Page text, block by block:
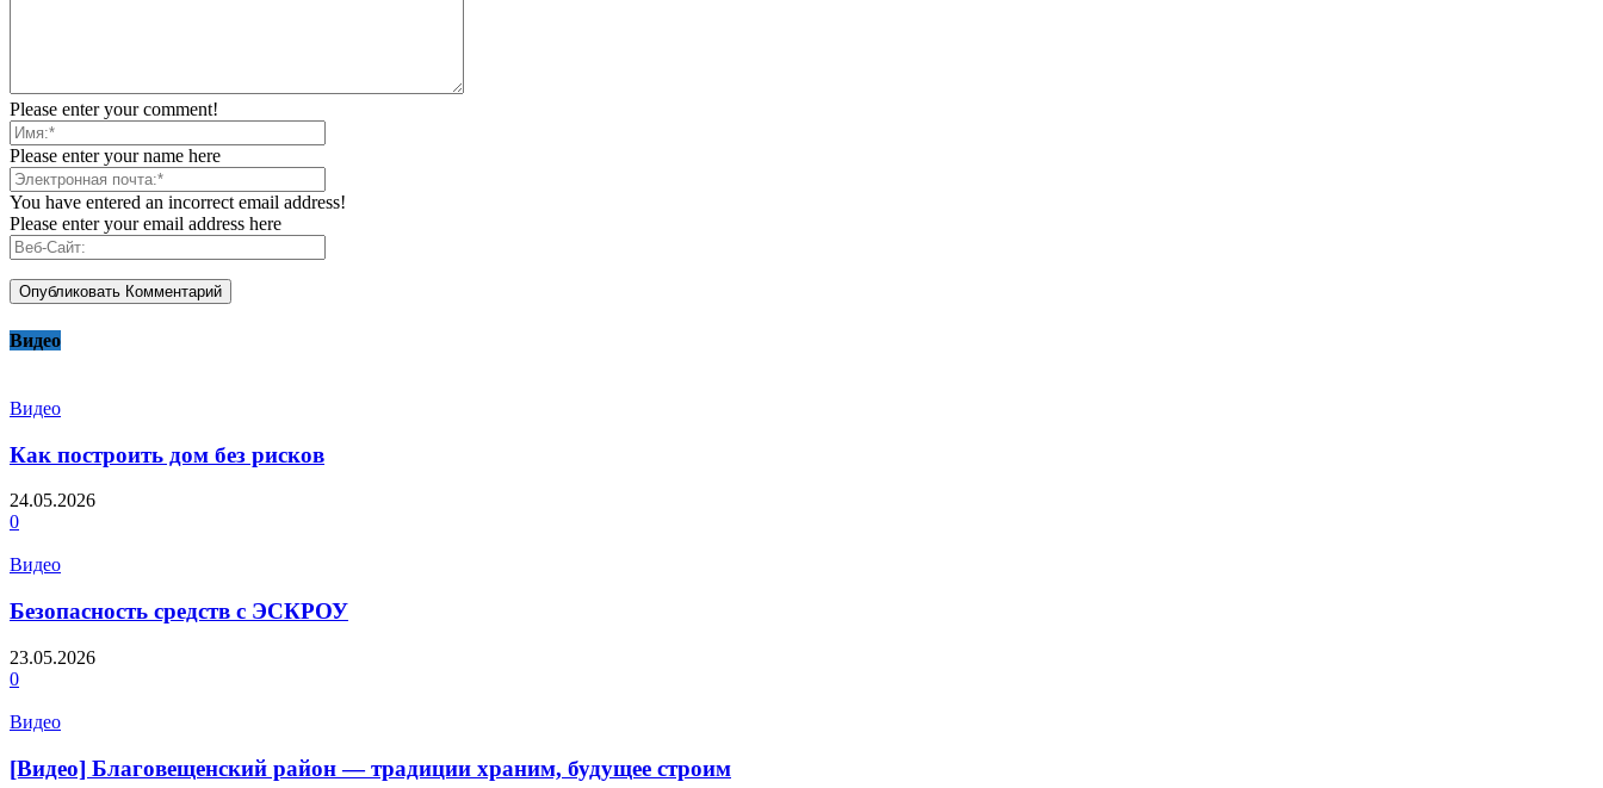
Please enter your comment!
Please enter your name here
You have entered an incorrect email address!
Please enter your email address here
Видео
Видео
Как построить дом без рисков
24.05.2026
0
Видео
Безопасность средств с ЭСКРОУ
23.05.2026
0
Видео
[Видео] Благовещенский район — традиции храним, будущее строим